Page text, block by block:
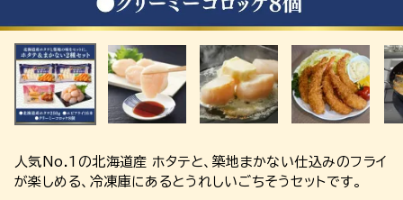
人気No.1の北海道産 ホタテと、築地まかない仕込みのフライ
が楽しめる、冷凍庫にあるとうれしいごちそうセットです。